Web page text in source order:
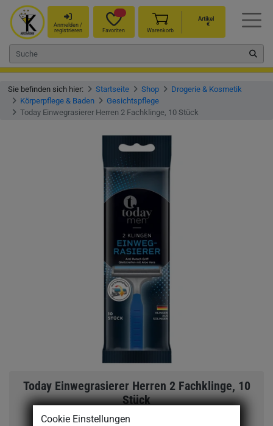
Anmelden /
registrieren
Favoriten Warenkorb
Artikel
€
Sie befinden sich hier: Startseite Shop
Drogerie & Kosmetik
Körperpflege & Baden
Gesichtspflege
Today Einwegrasierer Herren 2 Fachklinge, 10 Stück
Today Einwegrasierer Herren 2 Fachklinge, 10
Stück
Cookie Einstellungen